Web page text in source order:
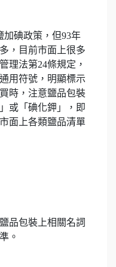
加碘政策，但93年
，目前市面上很多
理法第24條規定，
用符號，明顯標示
時，注意鹽品包裝
或「碘化鉀」，即
面上各類鹽品清單
品包裝上相關名詞
。